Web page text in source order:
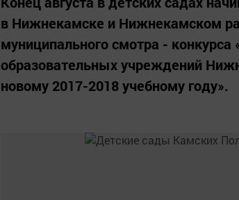
в Нижнекамске и Нижнекамском
муниципального смотра -
образовательных учреждений
новому 2017-2018 учебному году».